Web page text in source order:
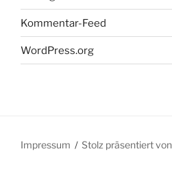
Kommentar-Feed
WordPress.org
Impressum Stolz präsentiert